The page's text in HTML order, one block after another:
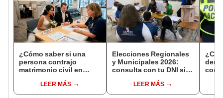
¿Cómo saber si una
persona contrajo
matrimonio civil en
LEER MÁS
Elecciones Regionales
y Municipales 2026:
consulta con tu DNI si
de mesa para este 4 de
octubre en el link oficial
LEER MÁS
con